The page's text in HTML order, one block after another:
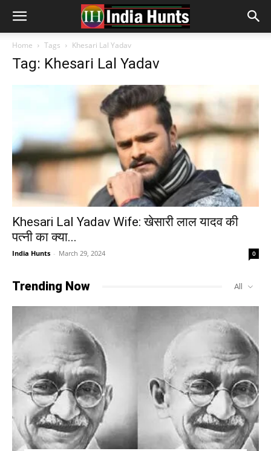
Home Tags Khesari Lal Yadav
Tag: Khesari Lal Yadav
Khesari Lal Yadav Wife: खेसारी लाल यादव की
पत्नी का क्या...
India Hunts - March 29, 2024 0
Trending Now All